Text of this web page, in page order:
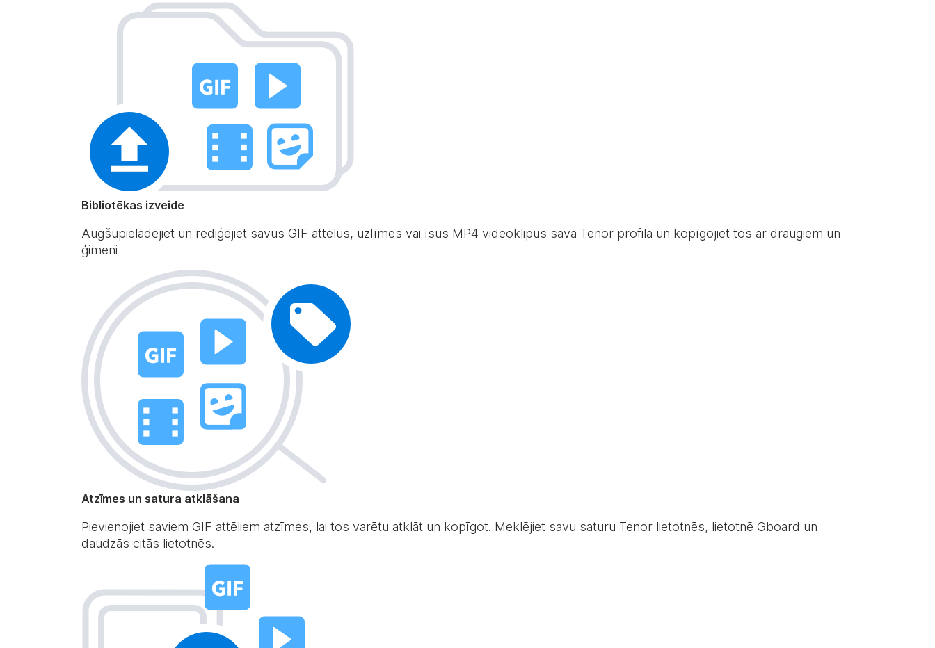
Bibliotēkas izveide
Augšupielādējiet un rediģējiet savus GIF attēlus, uzlīmes vai īsus MP4 videoklipus savā Tenor profilā un kopīgojiet tos ar draugiem un
ģimeni
Atzīmes un satura atklāšana
Pievienojiet saviem GIF attēliem atzīmes, lai tos varētu atklāt un kopīgot. Meklējiet savu saturu Tenor lietotnēs, lietotnē Gboard un
daudzās citās lietotnēs.